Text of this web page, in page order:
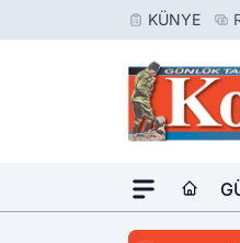
KÜNYE